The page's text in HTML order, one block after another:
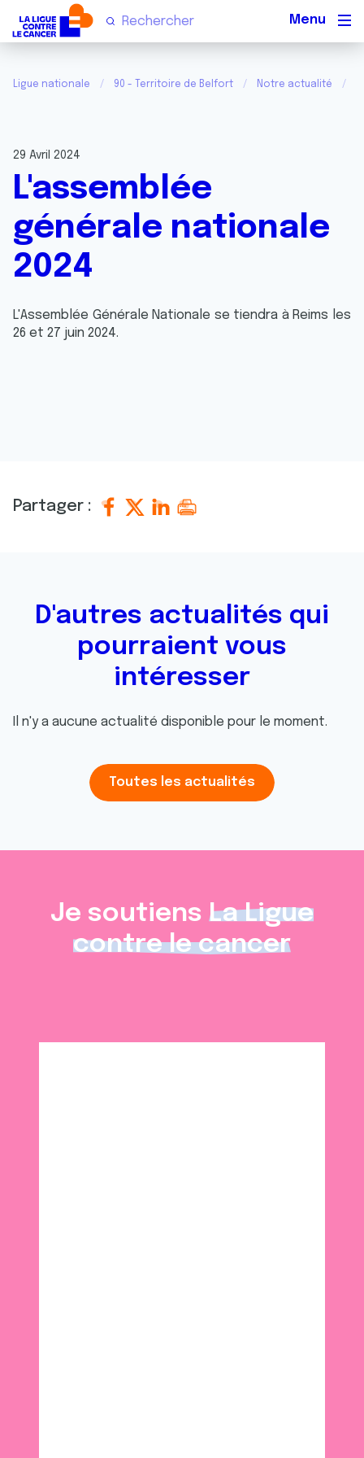
Ligue nationale 90 - Territoire de Belfort Notre actualité
29 Avril 2024
L'assemblée
générale nationale
2024
L'Assemblée Générale Nationale se tiendra à Reims les
26 et 27 juin 2024.
Partager :
D'autres actualités qui
pourraient vous
intéresser
Il n'y a aucune actualité disponible pour le moment.
Toutes les actualités
Je soutiens La Ligue
contre le cancer